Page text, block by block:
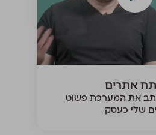
אתרים
את המערכת פשוט
שלי כעסק